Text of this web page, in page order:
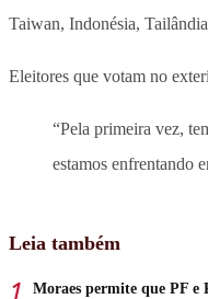
Taiwan, Indonésia,
Eleitores que votam no
“Pela primeira vez,
estamos enfrentando
Leia também
Moraes permite que PF e